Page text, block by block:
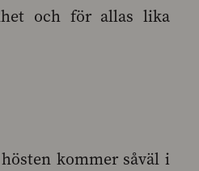
och för allas lika
kommer såväl i